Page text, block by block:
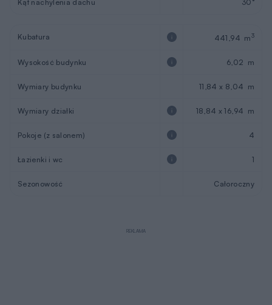
Kąt nachylenia dachu 30°
Kubatura 441,94 m3
Wysokość budynku 6,02 m
Wymiary budynku 11,84 x 8,04 m
Wymiary działki 18,84 x 16,94 m
Pokoje (z salonem) 4
Łazienki i wc 1
Sezonowość Całoroczny
REKLAMA